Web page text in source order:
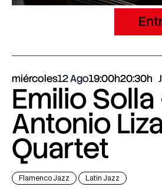
miércoles12 Ago19:00h20:30h
Emilio Solla
Antonio
Quartet
Flamenco Jazz Latin Jazz